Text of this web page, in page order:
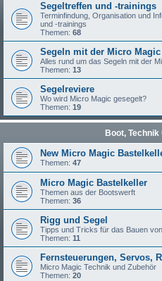
Segeltreffen und -trainings
Terminfindung, Organisation und
und -trainings
Themen: 68
Segeln mit der Micro Magic
Alles rund um das Segeln mit der
Themen: 13
Segelreviere
Wo wird Micro Magic gesegelt?
Themen: 19
Boot, Technik
New Micro Magic
Themen: 47
Micro Magic Bastelkeller
Themen aus der Bootswerft
Themen: 36
Rigg und Segel
Tipps und Tricks für das Bauen
Themen: 11
Fernsteuerungen, Servos,
Micro Magic Technik und Zubehör
Themen: 20